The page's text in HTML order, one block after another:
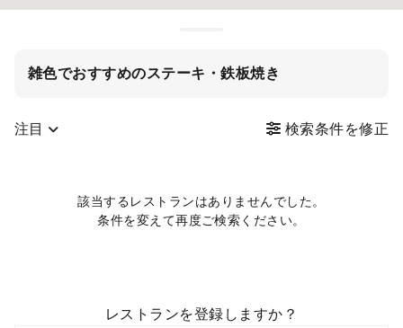
雑色でおすすめのステーキ・鉄板焼き
注目 検索条件を修正
該当するレストランはありませんでした。
条件を変えて再度ご検索ください。
レストランを登録しますか？